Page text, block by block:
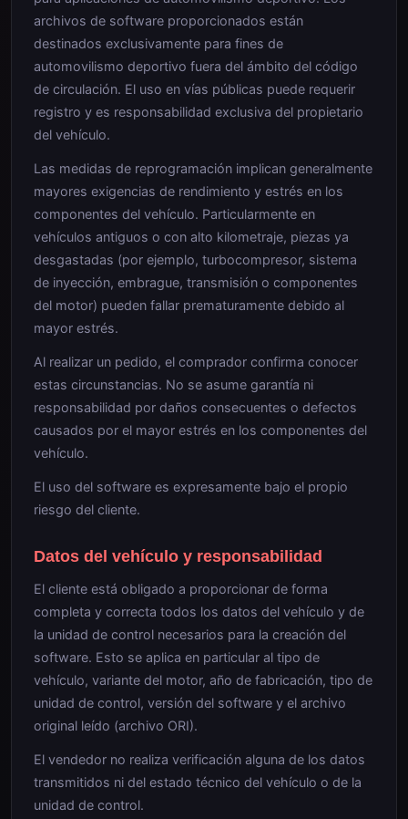
archivos de software proporcionados están
destinados exclusivamente para fines de
automovilismo deportivo fuera del ámbito del código
de circulación. El uso en vías públicas puede requerir
registro y es responsabilidad exclusiva del propietario
del vehículo.
Las medidas de reprogramación implican generalmente
mayores exigencias de rendimiento y estrés en los
componentes del vehículo. Particularmente en
vehículos antiguos o con alto kilometraje, piezas ya
desgastadas (por ejemplo, turbocompresor, sistema
de inyección, embrague, transmisión o componentes
del motor) pueden fallar prematuramente debido al
mayor estrés.
Al realizar un pedido, el comprador confirma conocer
estas circunstancias. No se asume garantía ni
responsabilidad por daños consecuentes o defectos
causados por el mayor estrés en los componentes del
vehículo.
El uso del software es expresamente bajo el propio
riesgo del cliente.
Datos del vehículo y responsabilidad
El cliente está obligado a proporcionar de forma
completa y correcta todos los datos del vehículo y de
la unidad de control necesarios para la creación del
software. Esto se aplica en particular al tipo de
vehículo, variante del motor, año de fabricación, tipo de
unidad de control, versión del software y el archivo
original leído (archivo ORI).
El vendedor no realiza verificación alguna de los datos
transmitidos ni del estado técnico del vehículo o de la
unidad de control.